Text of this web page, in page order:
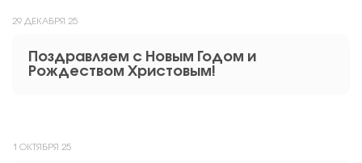
29 ДЕКАБРЯ 25
Поздравляем с Новым Годом и
Рождеством Христовым!
1 ОКТЯБРЯ 25